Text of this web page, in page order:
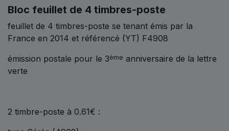
Bloc feuillet de 4 timbres-poste
feuillet de 4 timbres-poste se tenant émis par la
France en 2014 et référencé (YT) F4908
émission postale pour le 3ème anniversaire de la lettre
verte
2 timbre-poste à 0.61€ :